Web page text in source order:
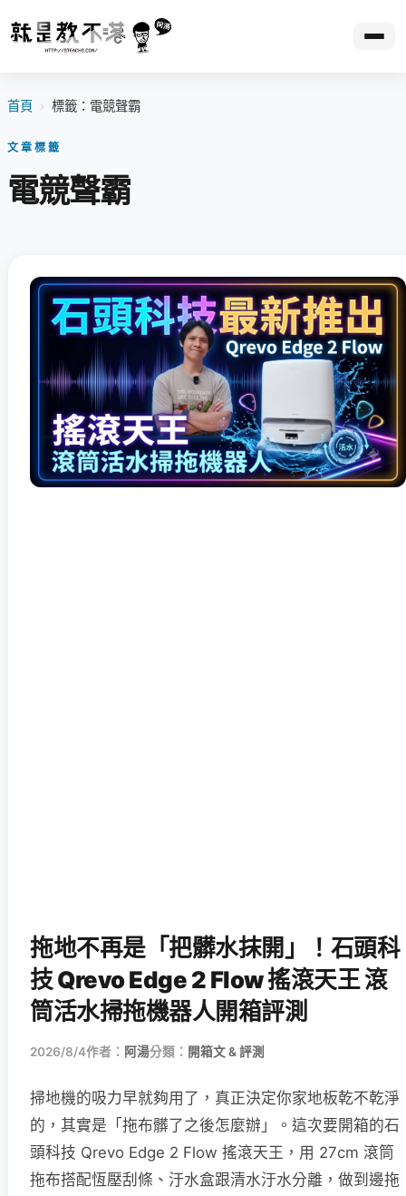
首頁 › 標籤：電競聲霸
文章標籤
電競聲霸
拖地不再是「把髒水抹開」！石頭科
技 Qrevo Edge 2 Flow 搖滾天王 滾
筒活水掃拖機器人開箱評測
2026/8/4作者： 阿湯分類： 開箱文 & 評測
掃地機的吸力早就夠用了，真正決定你家地板乾不乾淨
的，其實是「拖布髒了之後怎麼辦」。這次要開箱的石
頭科技 Qrevo Edge 2 Flow 搖滾天王，用 27cm 滾筒
拖布搭配恆壓刮條、汙水盒跟清水汙水分離，做到邊拖